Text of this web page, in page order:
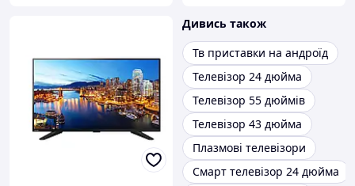
Дивись також
Тв приставки на андроїд
Телевізор 24 дюйма
Телевізор 55 дюймів
Телевізор 43 дюйма
Плазмові телевізори
Смарт телевізор 24 дюйма